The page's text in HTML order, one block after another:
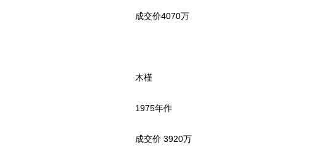
成交价4070万
木槿
1975年作
成交价 3920万